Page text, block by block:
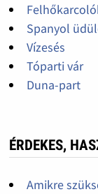
Spanyol
Vízesés
Tóparti vár
Duna-part
ÉRDEKES,
Amikre